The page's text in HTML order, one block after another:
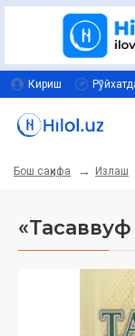
Кириш
Бош саҳифа Излаш